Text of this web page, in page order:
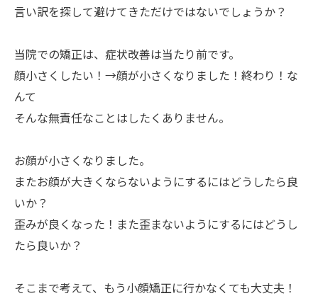
言い訳を探して避けてきただけではないでしょうか？
当院での矯正は、症状改善は当たり前です。
顔小さくしたい！→顔が小さくなりました！終わり！な
んて
そんな無責任なことはしたくありません。
お顔が小さくなりました。
またお顔が大きくならないようにするにはどうしたら良
いか？
歪みが良くなった！また歪まないようにするにはどうし
たら良いか？
そこまで考えて、もう小顔矯正に行かなくても大丈夫！